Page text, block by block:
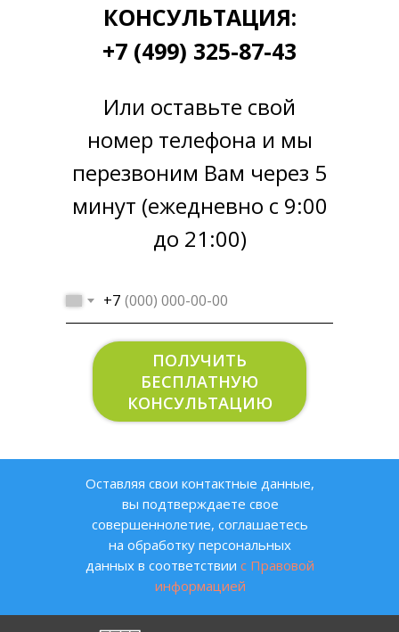
КОНСУЛЬТАЦИЯ:
+7 (499) 325-87-43
Или оставьте свой
номер телефона и мы
перезвоним Вам через 5
минут (ежедневно с 9:00
до 21:00)
+7
ПОЛУЧИТЬ
БЕСПЛАТНУЮ
КОНСУЛЬТАЦИЮ
Оставляя свои контактные данные,
вы подтверждаете свое
совершеннолетие, соглашаетесь
на обработку персональных
данных в соответствии с Правовой
информацией